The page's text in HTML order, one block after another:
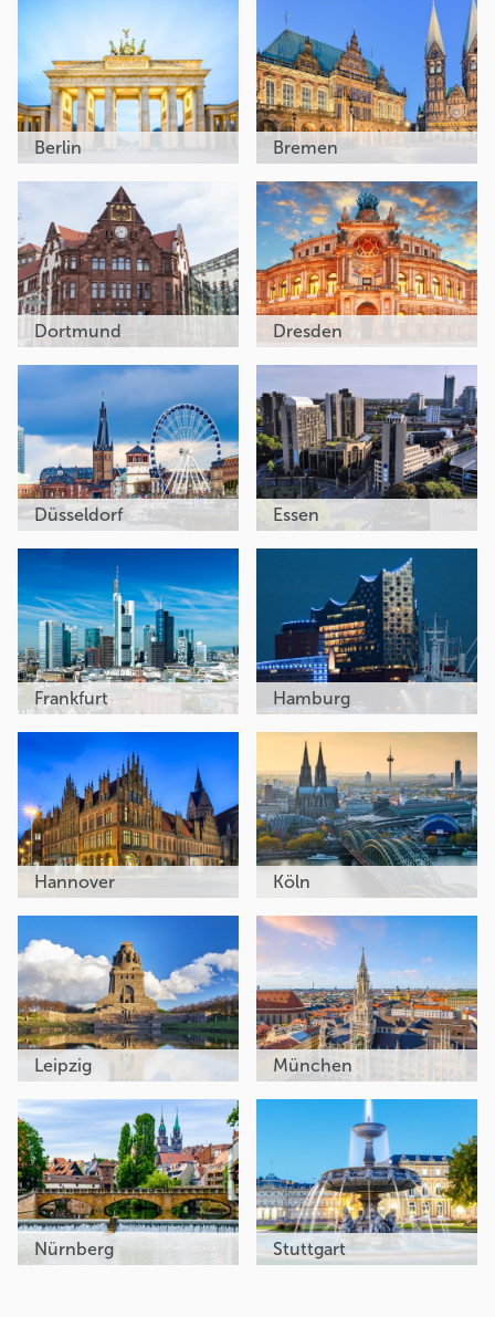
Berlin Bremen
Dortmund Dresden
Düsseldorf Essen
Frankfurt Hamburg
Hannover Köln
Leipzig München
Nürnberg Stuttgart